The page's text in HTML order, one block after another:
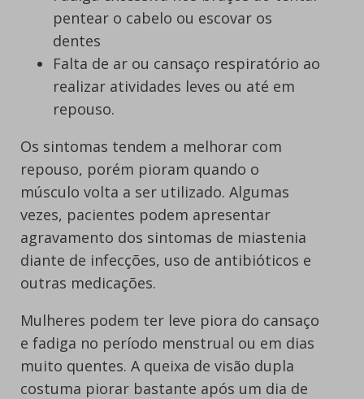
pentear o cabelo ou escovar os
dentes
Falta de ar ou cansaço respiratório ao
realizar atividades leves ou até em
repouso.
Os sintomas tendem a melhorar com
repouso, porém pioram quando o
músculo volta a ser utilizado. Algumas
vezes, pacientes podem apresentar
agravamento dos sintomas de miastenia
diante de infecções, uso de antibióticos e
outras medicações.
Mulheres podem ter leve piora do cansaço
e fadiga no período menstrual ou em dias
muito quentes. A queixa de visão dupla
costuma piorar bastante após um dia de